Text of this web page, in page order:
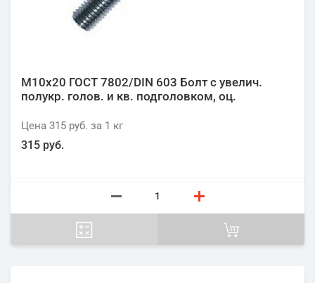
М10х20 ГОСТ 7802/DIN 603 Болт с увелич.
полукр. голов. и кв. подголовком, оц.
Цена 315 руб. за 1 кг
315 руб.